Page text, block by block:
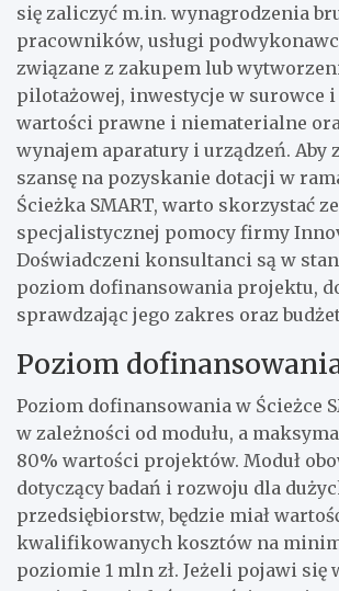
się zaliczyć m.in. wynagrodzenia
pracowników, usługi
związane z zakupem lub
pilotażowej, inwestycje w surowce i
wartości prawne i niematerialne
wynajem aparatury i urządzeń. Aby
szansę na pozyskanie dotacji w
Ścieżka SMART, warto skorzystać ze
specjalistycznej pomocy firmy
Doświadczeni konsultanci są w
poziom dofinansowania projektu,
sprawdzając jego zakres oraz
Poziom
Poziom dofinansowania w Ścieżce
w zależności od modułu, a
80% wartości projektów. Moduł
dotyczący badań i rozwoju dla
przedsiębiorstw, będzie miał
kwalifikowanych kosztów na
poziomie 1 mln zł. Jeżeli pojawi się